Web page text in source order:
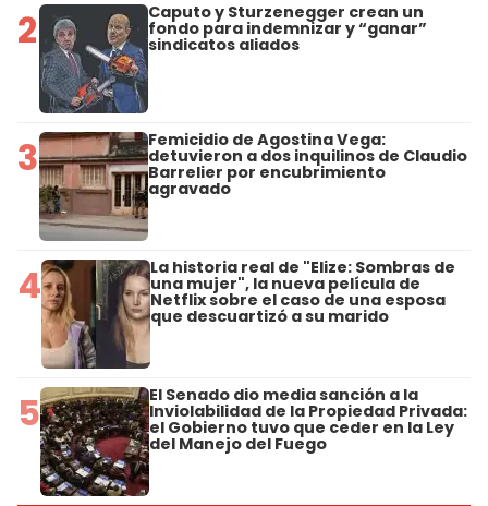
2 Caputo y Sturzenegger crean un
fondo para indemnizar y “ganar”
sindicatos aliados
3 Femicidio de Agostina Vega:
detuvieron a dos inquilinos de Claudio
Barrelier por encubrimiento
agravado
4 La historia real de "Elize: Sombras de
una mujer", la nueva película de
Netflix sobre el caso de una esposa
que descuartizó a su marido
5 El Senado dio media sanción a la
Inviolabilidad de la Propiedad Privada:
el Gobierno tuvo que ceder en la Ley
del Manejo del Fuego